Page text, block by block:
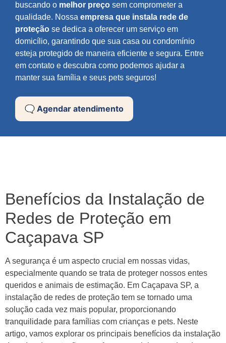
buscando o melhor preço sem comprometer a
qualidade. Nossa empresa que instala rede de
proteção se dedica a oferecer um serviço em
domicílio, garantindo que sua casa ou condomínio
esteja protegido de maneira eficiente e segura. Entre
em contato e descubra como podemos ajudar a
manter sua família e seus pets seguros!
🗨️ Agendar atendimento
Benefícios da Instalação de
Redes de Proteção em
Caçapava SP
A segurança é um aspecto crucial em nossas vidas,
especialmente quando se trata de proteger nossos entes
queridos e animais de estimação. Em Caçapava SP, a
instalação de redes de proteção tem se tornado uma
solução cada vez mais popular, proporcionando
tranquilidade para famílias com crianças e pets. Neste
artigo, vamos explorar os principais benefícios da instalação